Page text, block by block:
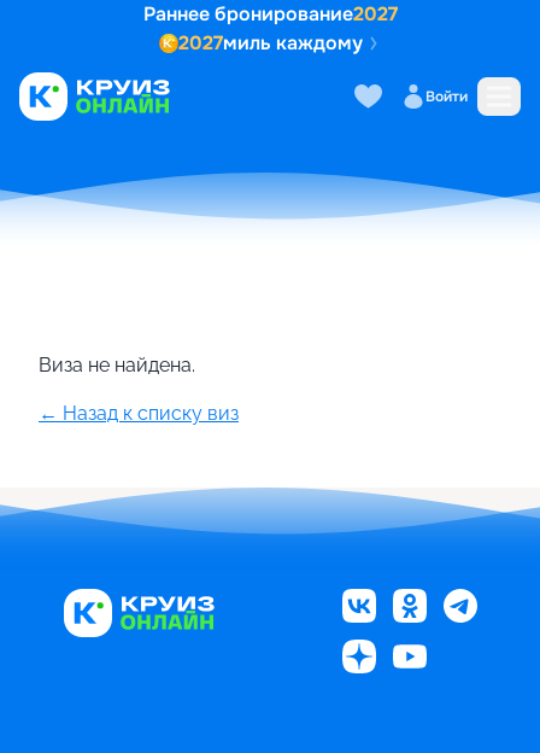
Раннее бронирование2027
2027миль каждому
Войти
Главная • Визы для круизов
Виза не найдена.
← Назад к списку виз